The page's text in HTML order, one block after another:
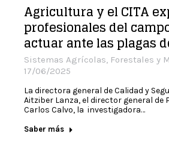
Agricultura y el CITA
profesionales del
actuar ante las plagas
Sistemas Agrícolas, Forestales y
17/06/2025
La directora general de Calidad y
Aitziber Lanza, el director general de
Carlos Calvo, la investigadora…
Saber más